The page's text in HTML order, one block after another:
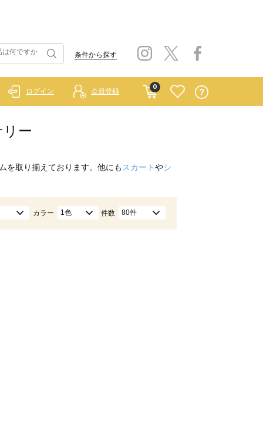
条件から探す
0
ログイン 会員登録
ー
を取り揃えております。他にも スカートやシ
カラー 1色 件数 80件